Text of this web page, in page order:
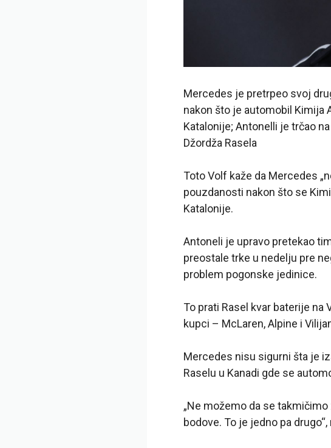
Mercedes je pretrpeo svoj
nakon što je automobil Kimija
Katalonije; Antonelli je trčao
Džordža Rasela
Toto Volf kaže da Mercedes
pouzdanosti nakon što se
Katalonije.
Antoneli je upravo pretekao
preostale trke u nedelju pre
problem pogonske jedinice.
To prati Rasel kvar baterije na
kupci – McLaren, Alpine i
Mercedes nisu sigurni šta je
Raselu u Kanadi gde se
„Ne možemo da se
bodove. To je jedno pa